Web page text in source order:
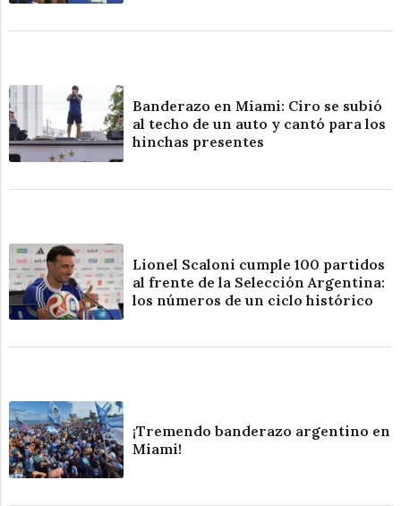
Banderazo en Miami: Ciro se subió
al techo de un auto y cantó para los
hinchas presentes
Lionel Scaloni cumple 100 partidos
al frente de la Selección Argentina:
los números de un ciclo histórico
¡Tremendo banderazo argentino en
Miami!